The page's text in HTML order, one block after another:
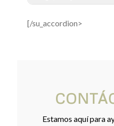
[/su_accordion>
Estamos aquí para